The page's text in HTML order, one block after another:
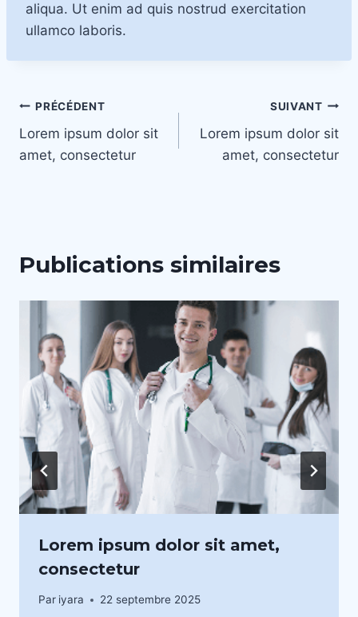
aliqua. Ut enim ad quis nostrud exercitation
ullamco laboris.
Navigation
de
PRÉCÉDENT
Lorem ipsum dolor sit
amet, consectetur
SUIVANT
Lorem ipsum dolor sit
amet, consectetur
Publications similaires
Lorem ipsum dolor sit amet,
consectetur
Par iyara 22 septembre 2025